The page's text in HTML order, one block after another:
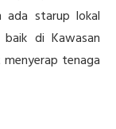
ada starup lokal
di Kawasan
tenaga